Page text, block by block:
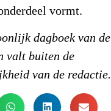
vormt.
dagboek van de
valt buiten de
van de redactie.